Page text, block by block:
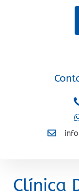
Clínica